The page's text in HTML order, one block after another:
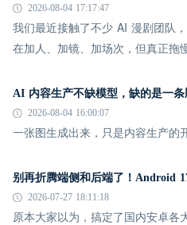
2026-08-04 17:17:47
我们最近接触了不少 AI 漫剧团队
在加人、加镜、加场次，但真正拖
AI 内容生产不缺模型，缺的是一
2026-08-04 16:00:07
一张图生成出来，只是内容生产的
2026-07-27 18:11:18
原本大家以为，搞定了国内安卓各